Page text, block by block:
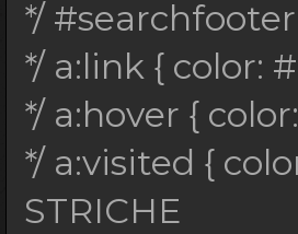
*/
*/ a:link { color:
*/ a:hover {
*/ a:visited {
STRICHE